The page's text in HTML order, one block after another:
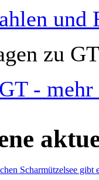
und
zu
- mehr
Scharmützelsee